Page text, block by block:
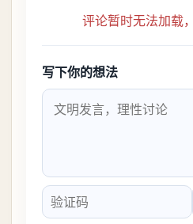
评论暂时无法加载
写下你的想法
验证码